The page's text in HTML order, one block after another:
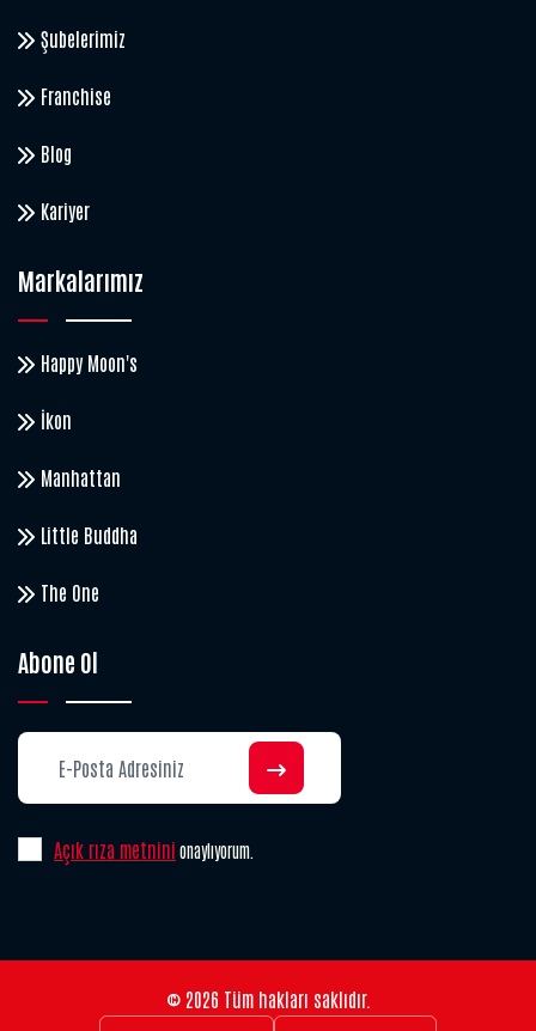
Şubelerimiz
Franchise
Blog
Kariyer
Markalarımız
Happy Moon's
İkon
Manhattan
Little Buddha
The One
Abone Ol
Açık rıza metnini onaylıyorum.
© 2026 Tüm hakları saklıdır.